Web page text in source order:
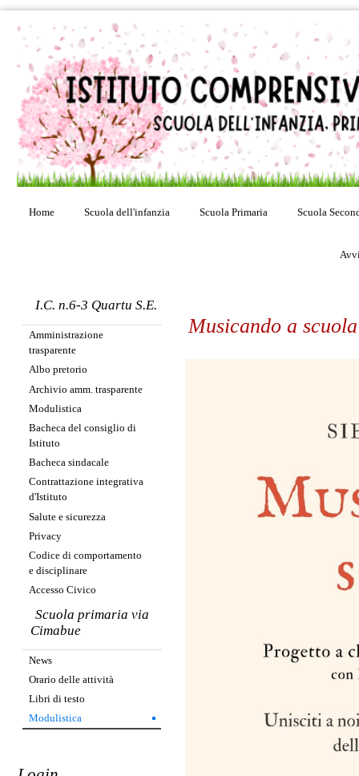
Home Scuola dell'infanzia Scuola Primaria Scuola
I.C. n.6-3 Quartu S.E.
Amministrazione
trasparente
Albo pretorio
Archivio amm. trasparente
Modulistica
Bacheca del consiglio di
Istituto
Bacheca sindacale
Contrattazione integrativa
d'Istituto
Salute e sicurezza
Privacy
Codice di comportamento
e disciplinare
Accesso Civico
Scuola primaria via
Cimabue
News
Orario delle attività
Libri di testo
Modulistica
Musicando a scuola